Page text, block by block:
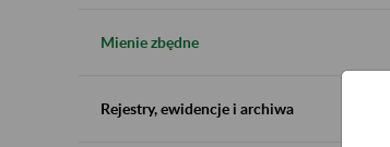
Mienie zbędne
Rejestry, ewidencje i archiwa